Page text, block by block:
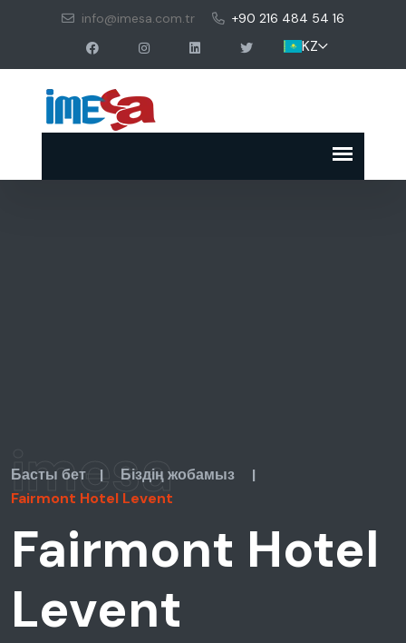
info@imesa.com.tr +90 216 484 54 16
KZ
imesa
Басты бет | Біздің жобамыз
|
Fairmont Hotel Levent
Fairmont Hotel
Levent